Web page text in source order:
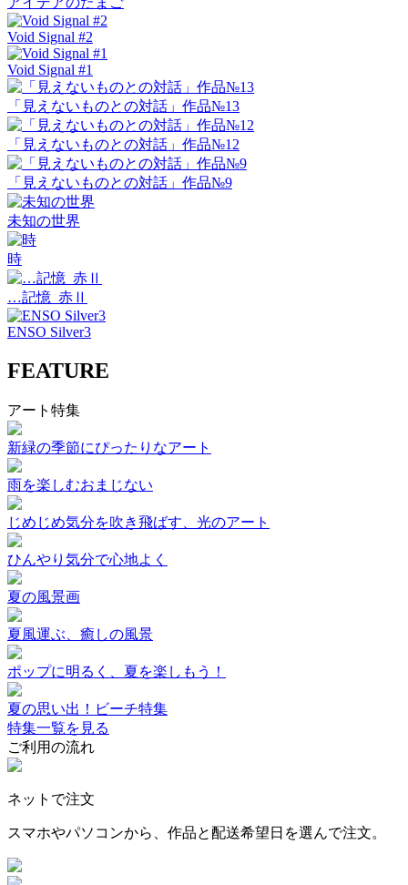
Void Signal #2
Void Signal #1
「見えないものとの対話」作品№13
「見えないものとの対話」作品№12
「見えないものとの対話」作品№9
未知の世界
時
…記憶_赤Ⅱ
ENSO Silver3
FEATURE
アート特集
新緑の季節にぴったりなアート
雨を楽しむおまじない
じめじめ気分を吹き飛ばす、光のアート
ひんやり気分で心地よく
夏の風景画
夏風運ぶ、癒しの風景
ポップに明るく、夏を楽しもう！
夏の思い出！ビーチ特集
特集一覧を見る
ご利用の流れ
ネットで注文
スマホやパソコンから、作品と配送希望日を選んで注文。